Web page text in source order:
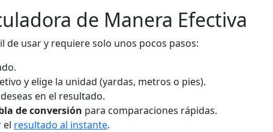
de Manera Efectiva
de usar y requiere solo unos pocos pasos:
y elige la unidad (yardas, metros o pies).
deseas en el resultado.
de conversión para comparaciones rápidas.
el resultado al instante.